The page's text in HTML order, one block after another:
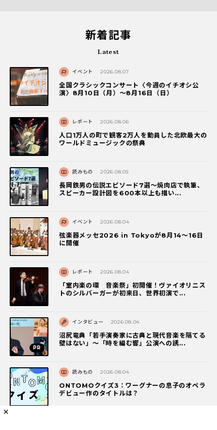
新着記事
Latest
イベント 2026.08.07
全国クラシックコンサート〈今週のイチオシ公
演〉8月10日（月）～8月16日（日）
レポート 2026.08.06
人口1万人の町で観客2万人を動員した北欧最大の
ワールドミュージックの祭典
読みもの 2026.08.05
長岡鉄男の伝説エピソード7選〜焼肉店で執筆、
スピーカー設計図を600本以上も描い...
イベント 2026.08.04
弦楽器メッセ2026 in Tokyoが8月14～16日
に開催
レポート 2026.08.04
「室内楽の環 音楽祭」初開催！ヴァイオリニス
トのシルバーガーが初来日、世界初演で...
インタビュー 2026.08.04
沼尻竜典「若手演奏家に古典と現代音楽を隔てる
壁はない」～「時を編む響」公演への誘...
読みもの 2026.08.04
ONTOMOクイズ3：ワーグナーの息子のオペラ
デビュー作のタイトルは？
✕